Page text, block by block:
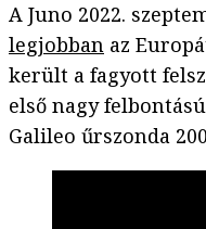
A Juno 2022.
legjobban az
került a fagyott
első nagy
Galileo űrszonda